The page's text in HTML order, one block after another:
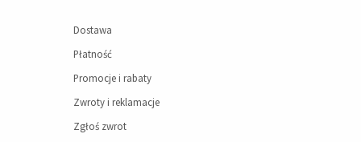
Dostawa
Płatność
Promocje i rabaty
Zwroty i reklamacje
Zgłoś zwrot